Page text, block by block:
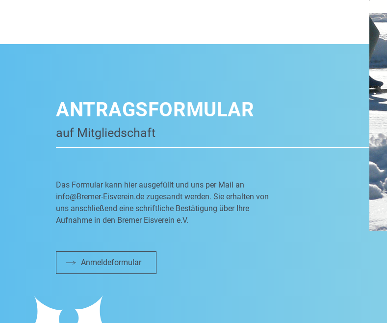
ANTRAGSFORMULAR
auf Mitgliedschaft
Das Formular kann hier ausgefüllt und uns per Mail an
info@Bremer-Eisverein.dezugesandt werden. Sie erhalten von
uns anschließend eine schriftliche Bestätigung über Ihre
Aufnahme in den Bremer Eisverein e.V.
Anmeldeformular